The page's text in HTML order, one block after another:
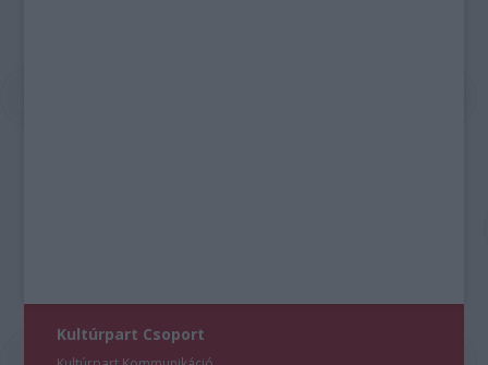
Kultúrpart Csoport